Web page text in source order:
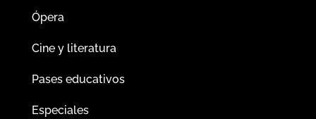
Ópera
Cine y literatura
Pases educativos
Especiales